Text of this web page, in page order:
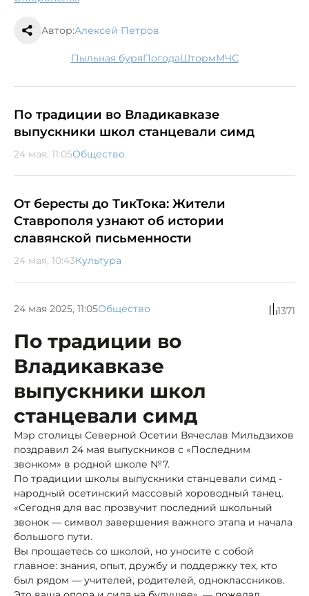
Автор:Алексей Петров
пыльная буря погода шторм МЧС
По традиции во Владикавказе
выпускники школ станцевали симд
24 мая, 11:05Общество
От бересты до ТикТока: Жители
Ставрополя узнают об истории
славянской письменности
24 мая, 10:43Культура
24 мая 2025, 11:05Общество 1371
По традиции во
Владикавказе
выпускники школ
станцевали симд
Мэр столицы Северной Осетии Вячеслав Мильдзихов
поздравил 24 мая выпускников с «Последним
звонком» в родной школе №7.
По традиции школы выпускники станцевали симд -
народный осетинский массовый хороводный танец.
«Сегодня для вас прозвучит последний школьный
звонок — символ завершения важного этапа и начала
большого пути.
Вы прощаетесь со школой, но уносите с собой
главное: знания, опыт, дружбу и поддержку тех, кто
был рядом — учителей, родителей, одноклассников.